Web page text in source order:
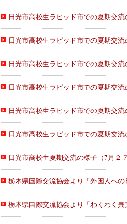
日光市高校生ラピッド市での夏期交流
日光市高校生ラピッド市での夏期交流
日光市高校生ラピッド市での夏期交流
日光市高校生ラピッド市での夏期交流
日光市高校生ラピッド市での夏期交流
日光市高校生ラピッド市での夏期交流
日光市高校生夏期交流の様子（7月２
栃木県国際交流協会より「外国人へ
栃木県国際交流協会より「わくわく